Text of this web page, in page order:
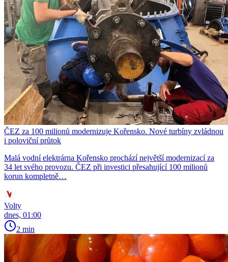
ČEZ za 100 milionů modernizuje Kořensko. Nové turbíny zvládnou
i poloviční průtok
Malá vodní elektrárna Kořensko prochází největší modernizací za
34 let svého provozu. ČEZ při investici přesahující 100 milionů
korun kompletně…
Volty
dnes, 01:00
2 min